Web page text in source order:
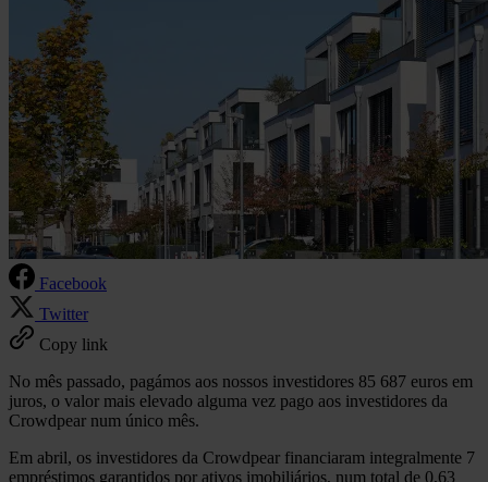
Facebook
Twitter
Copy link
No mês passado, pagámos aos nossos investidores 85 687 euros em
juros, o valor mais elevado alguma vez pago aos investidores da
Crowdpear num único mês.
Em abril, os investidores da Crowdpear financiaram integralmente 7
empréstimos garantidos por ativos imobiliários, num total de 0,63